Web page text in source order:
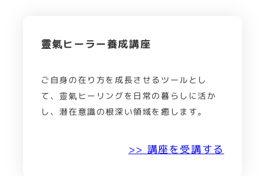
靈氣ヒーラー養成講座
ご自身の在り方を成長させるツールとし
て、靈氣ヒーリングを日常の暮らしに活か
し、潜在意識の根深い領域を癒します。
>> 講座を受講する